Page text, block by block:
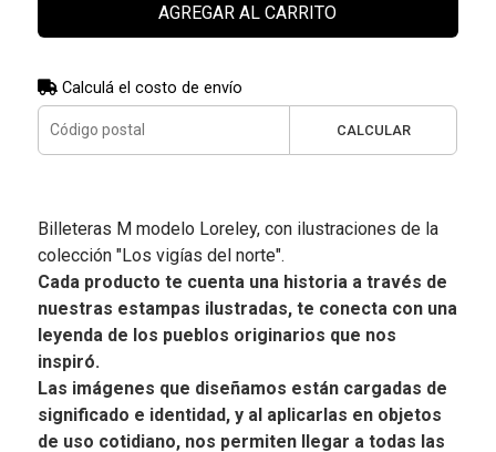
AGREGAR AL CARRITO
Calculá el costo de envío
CALCULAR
Billeteras M modelo Loreley, con ilustraciones de la
colección "Los vigías del norte".
Cada producto te cuenta una historia a través de
nuestras estampas ilustradas, te conecta con una
leyenda de los pueblos originarios que nos
inspiró.
Las imágenes que diseñamos están cargadas de
significado e identidad, y al aplicarlas en objetos
de uso cotidiano, nos permiten llegar a todas las